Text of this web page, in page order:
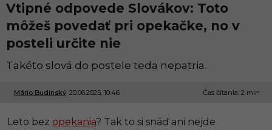
Vtipné odpovede Slovákov: Toto
môžeš povedať pri opekačke, no v
posteli určite nie
Takéto slová do postele teda nepatria.
Mário Budinský 20.06.2025, 10:46
2
0
Čas čítania: 2 min
Leto bez opekania? Tak to si snáď ani nejde